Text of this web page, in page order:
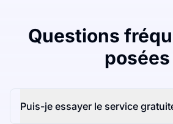
Questions
posées
Puis-je essayer le service